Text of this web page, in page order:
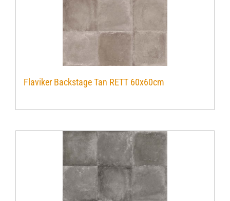
Flaviker Backstage Tan RETT 60x60cm